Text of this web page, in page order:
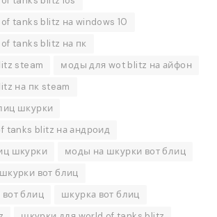
tanks blitz на windows 10
tanks blitz на пк
steam
моды для wot blitz на айфон
на пк steam
шкурки
tanks blitz на андроид
шкурки
моды на шкурки вот блиц
вот блиц
вот блиц
шкурка вот блиц